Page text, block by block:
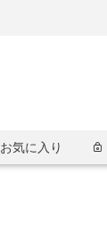
お気に入り